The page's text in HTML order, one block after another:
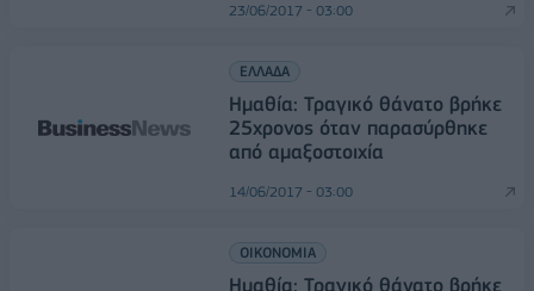
23/06/2017 - 03:00
ΕΛΛΑΔΑ
Ημαθία: Τραγικό θάνατο βρήκε
25χρονος όταν παρασύρθηκε
από αμαξοστοιχία
14/06/2017 - 03:00
ΟΙΚΟΝΟΜΙΑ
Ημαθία: Τραγικό θάνατο βρήκε